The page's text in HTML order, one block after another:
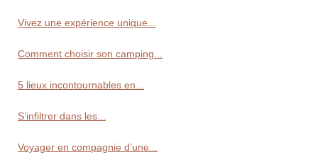
Vivez une expérience unique...
Comment choisir son camping...
5 lieux incontournables en...
S’infiltrer dans les...
Voyager en compagnie d’une...